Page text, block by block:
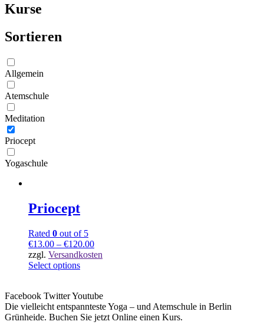
Kurse
Sortieren
Allgemein
Atemschule
Meditation
Priocept
Yogaschule
Priocept
Rated 0 out of 5
€13.00 – €120.00
zzgl. Versandkosten
Select options
Facebook TwitterYoutube
Die vielleicht entspannteste Yoga – und Atemschule in Berlin
Grünheide. Buchen Sie jetzt Online einen Kurs.